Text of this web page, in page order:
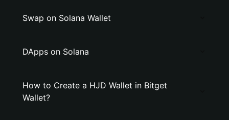
Swap on Solana Wallet
DApps on Solana
How to Create a HJD Wallet in Bitget
Wallet?